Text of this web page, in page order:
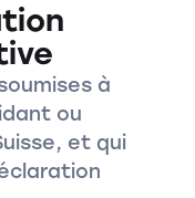
à
ou
et qui